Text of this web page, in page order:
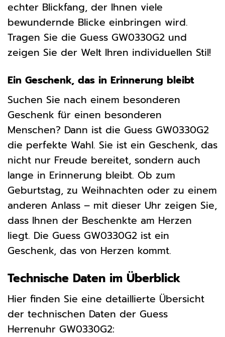
echter Blickfang, der Ihnen viele
bewundernde Blicke einbringen wird.
Tragen Sie die Guess GW0330G2 und
zeigen Sie der Welt Ihren individuellen Stil!
Ein Geschenk, das in Erinnerung bleibt
Suchen Sie nach einem besonderen
Geschenk für einen besonderen
Menschen? Dann ist die Guess GW0330G2
die perfekte Wahl. Sie ist ein Geschenk, das
nicht nur Freude bereitet, sondern auch
lange in Erinnerung bleibt. Ob zum
Geburtstag, zu Weihnachten oder zu einem
anderen Anlass – mit dieser Uhr zeigen Sie,
dass Ihnen der Beschenkte am Herzen
liegt. Die Guess GW0330G2 ist ein
Geschenk, das von Herzen kommt.
Technische Daten im Überblick
Hier finden Sie eine detaillierte Übersicht
der technischen Daten der Guess
Herrenuhr GW0330G2: